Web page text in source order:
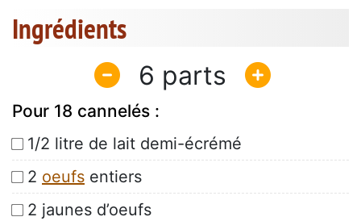
Ingrédients
6
Pour 18 cannelés :
1/2 litre de lait demi-écrémé
2 oeufs entiers
2 jaunes d’oeufs